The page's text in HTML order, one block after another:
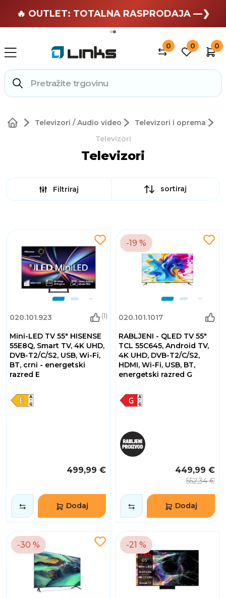
🏄 Zaslužuješ odmor —❯
🔥 OUTLET: TOTALNA RASPRODAJA —❯
0 0 0
Televizori / Audio video
Televizori i oprema
Televizori
Televizori
Filtriraj sortiraj
020.101.923 (1)
Mini-LED TV 55" HISENSE
55E8Q, Smart TV, 4K UHD,
DVB-T2/C/S2, USB, Wi-Fi,
BT, crni - energetski
razred E
499,99 €
Dodaj
-19 %
020.101.1017
RABLJENI - QLED TV 55"
TCL 55C645, Android TV,
4K UHD, DVB-T2/C/S2,
HDMI, Wi-Fi, USB, BT,
energetski razred G
449,99 €
552,34 €
Dodaj
-30 % -21 %